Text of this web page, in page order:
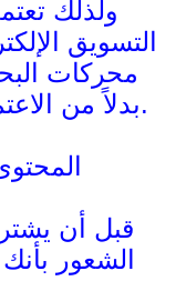
ولذلك
التسويق
محركات
بدلاً من الاعتماد على وسيلة واحدة فقط.
قبل أن
الشعور